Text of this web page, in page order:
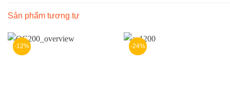
Sản phẩm tương tự
-12% -24%